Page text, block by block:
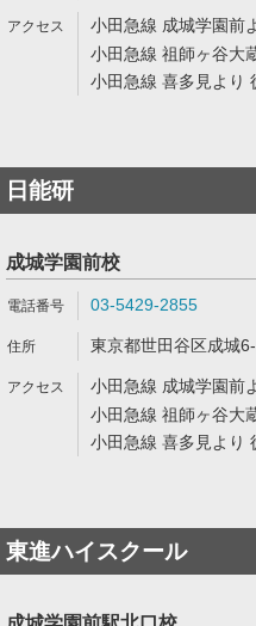
小田急線 成城学園前
小田急線 祖師ヶ谷大
小田急線 喜多見より
日能研
成城学園前校
03-5429-2855
東京都世田谷区成城
小田急線 成城学園前
小田急線 祖師ヶ谷大
小田急線 喜多見より
東進ハイスクール